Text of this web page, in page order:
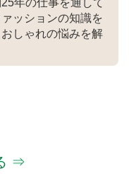
年の仕事を通して
ッションの知識を
しゃれの悩みを解
⇒